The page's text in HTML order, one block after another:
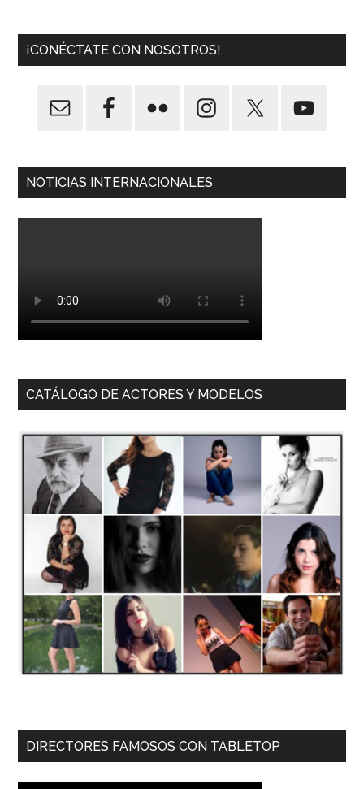
¡CONÉCTATE CON NOSOTROS!
NOTICIAS INTERNACIONALES
CATÁLOGO DE ACTORES Y MODELOS
DIRECTORES FAMOSOS CON TABLETOP